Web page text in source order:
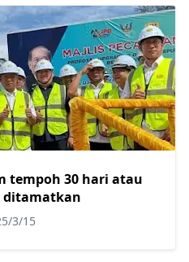
tempoh 30 hari atau
ditamatkan
3/15